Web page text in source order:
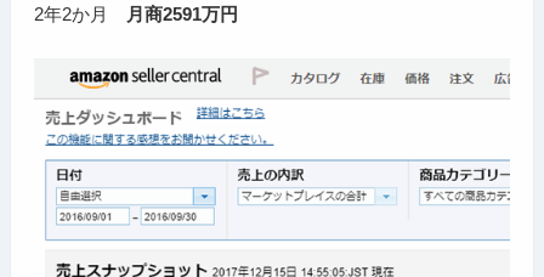
2年2か月
月商2591万円